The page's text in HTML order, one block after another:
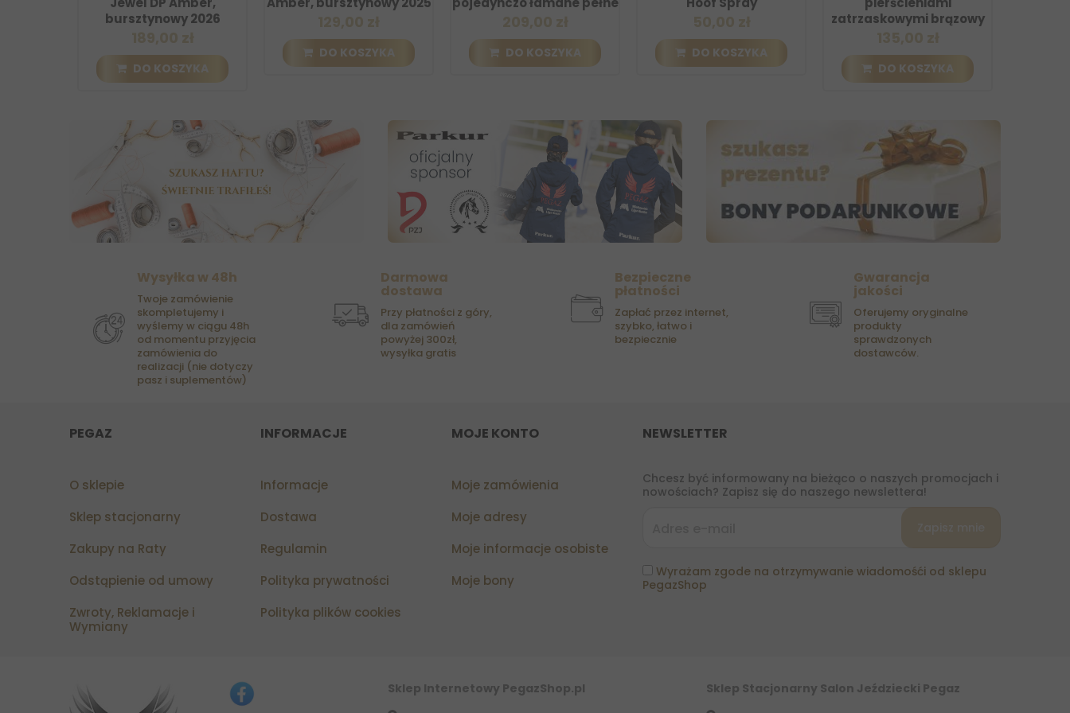
bursztynowy 2026
DO KOSZYKA
DO KOSZYKA DO KOSZYKA DO KOSZYKA
zatrzaskowymi brązowy
DO KOSZYKA
Wysyłka w 48h
Twoje zamówienie
skompletujemy i
wyślemy w ciągu 48h
od momentu przyjęcia
zamówienia do
realizacji (nie dotyczy
pasz i suplementów)
Darmowa
dostawa
Przy płatności z góry,
dla zamówień
powyżej 300zł,
wysyłka gratis
Bezpieczne
płatności
Zapłać przez internet,
szybko, łatwo i
bezpiecznie
Gwarancja
jakości
Oferujemy oryginalne
produkty
sprawdzonych
dostawców.
PEGAZ
O sklepie
Sklep stacjonarny
Zakupy na Raty
Odstąpienie od umowy
Zwroty, Reklamacje i
Wymiany
INFORMACJE
Informacje
Dostawa
Regulamin
Polityka prywatności
Polityka plików cookies
MOJE KONTO
Moje zamówienia
Moje adresy
Moje informacje osobiste
Moje bony
NEWSLETTER
Chcesz być informowany na bieżąco o naszych promocjach i
nowościach? Zapisz się do naszego newslettera!
Wyrażam zgode na otrzymywanie wiadomośći od sklepu
PegazShop
Sklep Internetowy PegazShop.pl
Sklep Stacjonarny Salon Jeździecki Pegaz